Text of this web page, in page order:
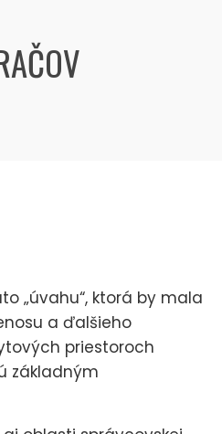
„úvahu“, ktorá by mala
a ďalšieho
priestoroch
základným